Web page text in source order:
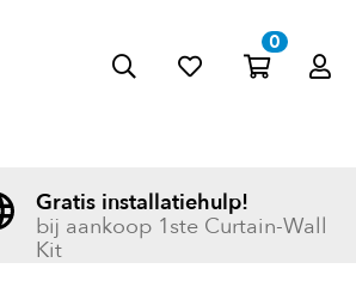
0
Gratis installatiehulp!
bij aankoop 1ste Curtain-Wall
Kit